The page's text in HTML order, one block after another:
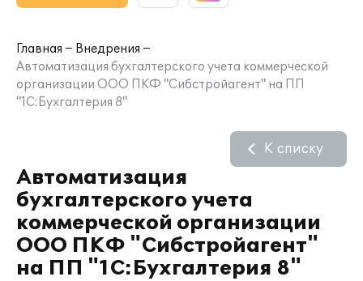
Главная
Внедрения
Автоматизация бухгалтерского учета коммерческой
организации ООО ПКФ "Сибстройагент" на ПП
"1С:Бухгалтерия 8"
Автоматизация
бухгалтерского учета
коммерческой организации
ООО ПКФ "Сибстройагент"
на ПП "1С:Бухгалтерия 8"
К списку